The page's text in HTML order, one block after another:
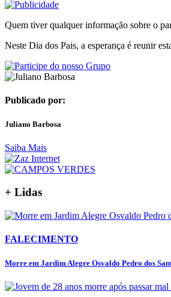
Quem tiver qualquer informação sobre o
Neste Dia dos Pais, a esperança é reunir
Publicado por:
Juliano Barbosa
Saiba Mais
+ Lidas
FALECIMENTO
Morre em Jardim Alegre Osvaldo Pedro dos